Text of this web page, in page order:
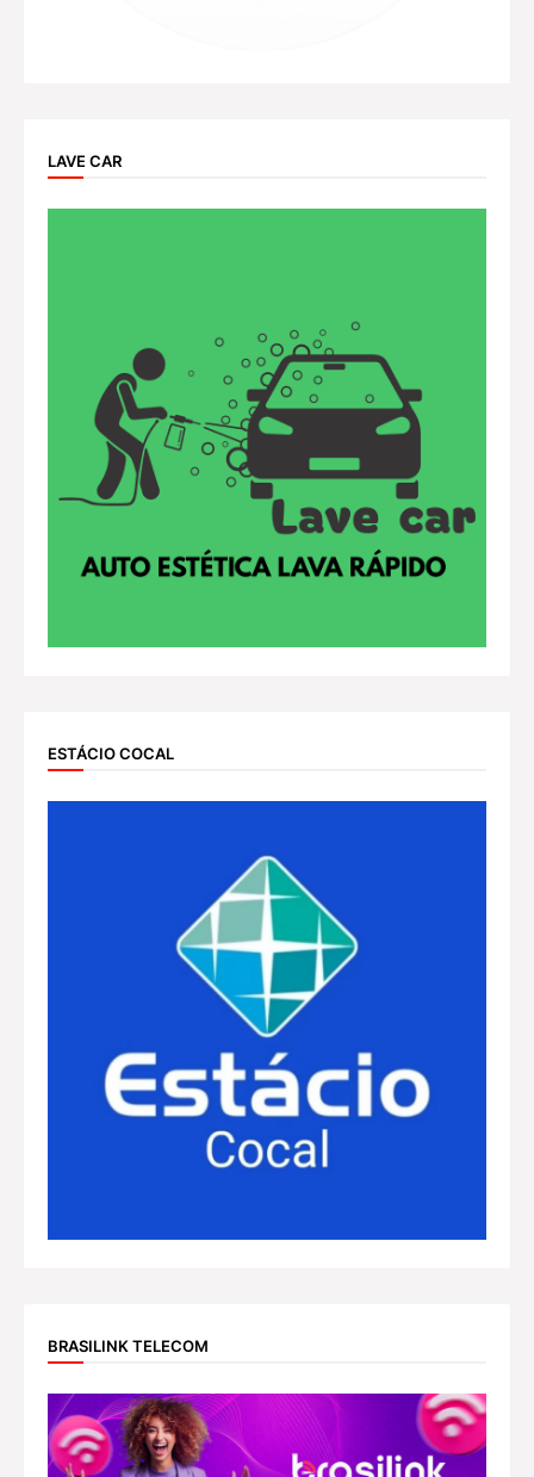
LAVE CAR
ESTÁCIO COCAL
BRASILINK TELECOM